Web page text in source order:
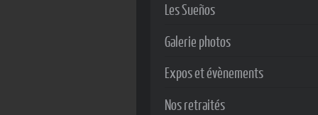
Les Sueños
Galerie photos
Expos et évènements
Nos retraités